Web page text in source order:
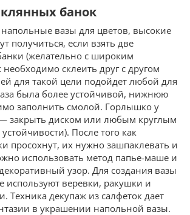
банок
вазы для цветов, высокие
получиться, если взять две
(желательно с широким
склеить друг с другом
для такой цели подойдет любой для
была более устойчивой, нижнюю
заполнить смолой. Горлышко у
закрыть диском или любым круглым
После того как
просохнут, их нужно зашпаклевать и
использовать метод папье-маше и
узор. Для создания вазы
используют веревки, ракушки и
Техника декупаж из салфеток дает
в украшении напольной вазы.